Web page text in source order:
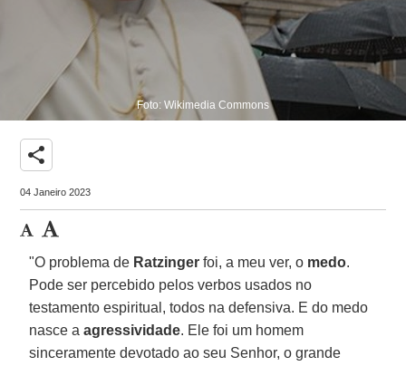
Foto: Wikimedia Commons
share
04 Janeiro 2023
"O problema de Ratzinger foi, a meu ver, o medo.
Pode ser percebido pelos verbos usados no
testamento espiritual, todos na defensiva. E do medo
nasce aagressividade. Ele foi um homem
sinceramente devotado ao seu Senhor, o grande